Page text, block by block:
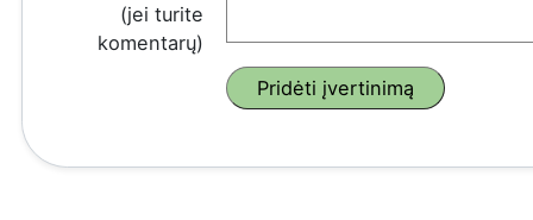
(jei turite
komentarų)